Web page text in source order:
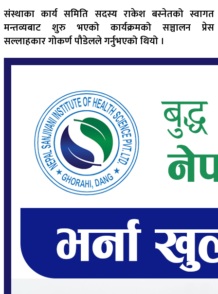
संस्थाका कार्य समिति सदस्य राकेश बस्नेतको स्वागत
मन्तव्यबाट शुरु भएको कार्यक्रमको सञ्चालन प्रेस
सल्लाहकार गोकर्ण पौडेलले गर्नुभएको थियो ।